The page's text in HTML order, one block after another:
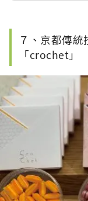
７、京都傳
「crochet」